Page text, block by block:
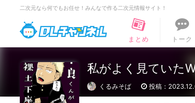
二次元なら何でもお任せ！みんなで作る二次元情報サイト！
DLチャンネル
まとめ
トーク
私がよく見ていた
くるみそば 投稿：